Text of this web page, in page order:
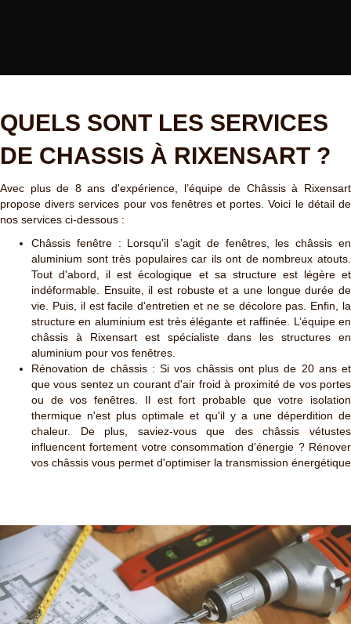
QUELS SONT LES SERVICES
DE CHASSIS À RIXENSART ?
Avec plus de 8 ans d'expérience, l’équipe de Châssis à Rixensart
propose divers services pour vos fenêtres et portes. Voici le détail de
nos services ci-dessous :
Châssis fenêtre : Lorsqu'il s'agit de fenêtres, les châssis en
aluminium sont très populaires car ils ont de nombreux atouts.
Tout d'abord, il est écologique et sa structure est légère et
indéformable. Ensuite, il est robuste et a une longue durée de
vie. Puis, il est facile d'entretien et ne se décolore pas. Enfin, la
structure en aluminium est très élégante et raffinée. L’équipe en
châssis à Rixensart est spécialiste dans les structures en
aluminium pour vos fenêtres.
Rénovation de châssis : Si vos châssis ont plus de 20 ans et
que vous sentez un courant d'air froid à proximité de vos portes
ou de vos fenêtres. Il est fort probable que votre isolation
thermique n'est plus optimale et qu'il y a une déperdition de
chaleur. De plus, saviez-vous que des châssis vétustes
influencent fortement votre consommation d'énergie ? Rénover
vos châssis vous permet d'optimiser la transmission énergétique